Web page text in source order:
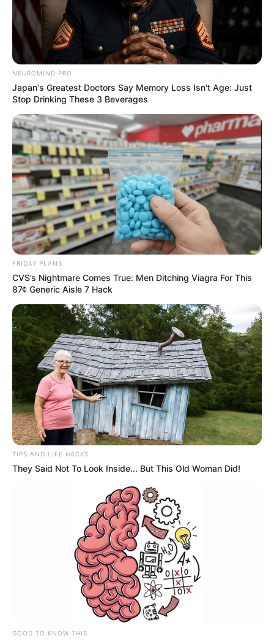
NEUROMIND PRO
Japan's Greatest Doctors Say Memory Loss Isn't Age: Just
Stop Drinking These 3 Beverages
FRIDAY PLANS
CVS’s Nightmare Comes True: Men Ditching Viagra For This
87¢ Generic Aisle 7 Hack
TIPS AND LIFE HACKS
They Said Not To Look Inside... But This Old Woman Did!
GOOD TO KNOW THIS